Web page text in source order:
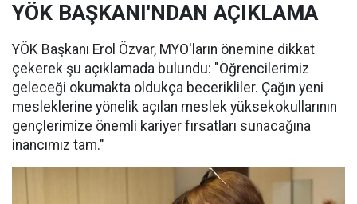
YÖK BAŞKANI'NDAN AÇIKLAMA
YÖK Başkanı Erol Özvar, MYO'ların önemine dikkat
çekerek şu açıklamada bulundu: "Öğrencilerimiz
geleceği okumakta oldukça becerikliler. Çağın yeni
mesleklerine yönelik açılan meslek yüksekokullarının
gençlerimize önemli kariyer fırsatları sunacağına
inancımız tam."